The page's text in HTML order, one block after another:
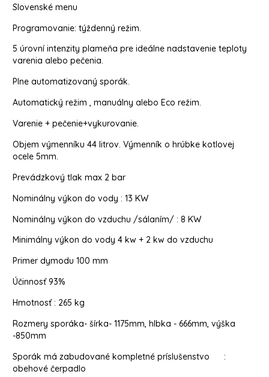
Slovenské menu
Programovanie: týždenný režim.
5 úrovní intenzity plameňa pre ideálne nadstavenie teploty
varenia alebo pečenia.
Plne automatizovaný sporák.
Automatický režim , manuálny alebo Eco režim.
Varenie + pečenie+vykurovanie.
Objem výmenníku 44 litrov. Výmenník o hrúbke kotlovej
ocele 5mm.
Prevádzkový tlak max 2 bar
Nominálny výkon do vody : 13 KW
Nominálny výkon do vzduchu /sálaním/ : 8 KW
Minimálny výkon do vody 4 kw + 2 kw do vzduchu
Primer dymodu 100 mm
Účinnosť 93%
Hmotnosť : 265 kg
Rozmery sporáka- šírka- 1175mm, hlbka - 666mm, výška
-850mm
Sporák má zabudované kompletné príslušenstvo :
obehové čerpadlo